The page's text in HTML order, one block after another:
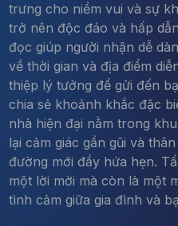
trưng cho niềm vui và sự
trở nên độc đáo và hấp
đọc giúp người nhận dễ
về thời gian và địa điểm
thiệp lý tưởng để gửi đến
chia sẻ khoảnh khắc đặc
nhà hiện đại nằm trong
lại cảm giác gần gũi và
đường mới đầy hứa hẹn.
một lời mời mà còn là một
tình cảm giữa gia đình và